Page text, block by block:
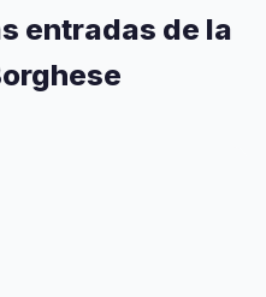
entradas de la